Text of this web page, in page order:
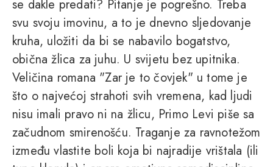
se dakle predati? Pitanje je pogrešno. Treba
svu svoju imovinu, a to je dnevno sljedovanje
kruha, uložiti da bi se nabavilo bogatstvo,
obična žlica za juhu. U svijetu bez upitnika.
Veličina romana "Zar je to čovjek" u tome je
što o najvećoj strahoti svih vremena, kad ljudi
nisu imali pravo ni na žlicu, Primo Levi piše sa
začudnom smirenošću. Traganje za ravnotežom
između vlastite boli koja bi najradije vrištala (ili